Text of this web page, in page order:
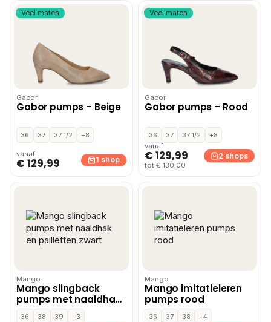
Veel maten
Gabor
Gabor pumps – Beige
36 37 37 1/2 +8
vanaf
€ 129,99 1 shop
Veel maten
Gabor
Gabor pumps – Rood
36 37 37 1/2
+8
vanaf
€ 129,99
tot € 130,00
2 shops
Mango
Mango slingback
pumps met naaldhak
en pailletten zwart
36 38 39
+3
Mango
Mango imitatieleren
pumps rood
36 37 38
+4